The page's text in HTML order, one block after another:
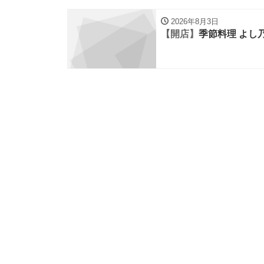
2026年8月3日
【開店】 季節料理 よし